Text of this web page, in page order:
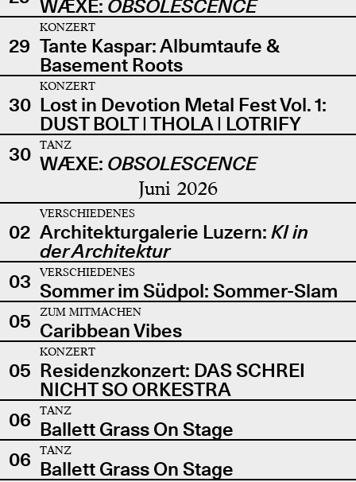
WÆXE: OBSOLESCENCE
29
KONZERT
Tante Kaspar: Albumtaufe &
Basement Roots
30
KONZERT
Lost in Devotion Metal Fest Vol. 1:
DUST BOLT | THOLA | LOTRIFY
30
TANZ
WÆXE: OBSOLESCENCE
Juni 2026
02
VERSCHIEDENES
Architekturgalerie Luzern: KI in
der Architektur
03
VERSCHIEDENES
Sommer im Südpol: Sommer-Slam
05
ZUM MITMACHEN
Caribbean Vibes
05
KONZERT
Residenzkonzert: DAS SCHREI
NICHT SO ORKESTRA
06
TANZ
Ballett Grass On Stage
06
TANZ
Ballett Grass On Stage